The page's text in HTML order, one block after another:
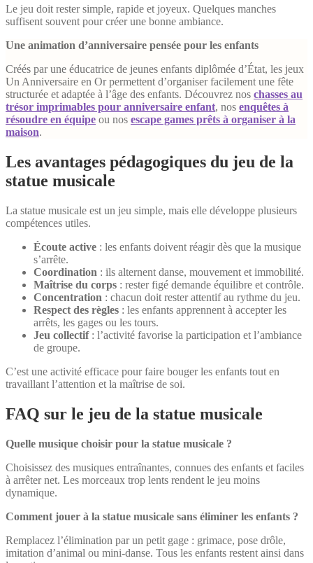
Le jeu doit rester simple, rapide et joyeux. Quelques manches
suffisent souvent pour créer une bonne ambiance.
Une animation d’anniversaire pensée pour les enfants
Créés par une éducatrice de jeunes enfants diplômée d’État, les jeux
Un Anniversaire en Or permettent d’organiser facilement une fête
structurée et adaptée à l’âge des enfants. Découvrez nos chasses au
trésor imprimables pour anniversaire enfant, nos enquêtes à
résoudre en équipe ou nos escape games prêts à organiser à la
maison.
Les avantages pédagogiques du jeu de la
statue musicale
La statue musicale est un jeu simple, mais elle développe plusieurs
compétences utiles.
Écoute active : les enfants doivent réagir dès que la musique
s’arrête.
Coordination : ils alternent danse, mouvement et immobilité.
Maîtrise du corps : rester figé demande équilibre et contrôle.
Concentration : chacun doit rester attentif au rythme du jeu.
Respect des règles : les enfants apprennent à accepter les
arrêts, les gages ou les tours.
Jeu collectif: l’activité favorise la participation et l’ambiance
de groupe.
C’est une activité efficace pour faire bouger les enfants tout en
travaillant l’attention et la maîtrise de soi.
FAQ sur le jeu de la statue musicale
Quelle musique choisir pour la statue musicale ?
Choisissez des musiques entraînantes, connues des enfants et faciles
à arrêter net. Les morceaux trop lents rendent le jeu moins
dynamique.
Comment jouer à la statue musicale sans éliminer les enfants ?
Remplacez l’élimination par un petit gage : grimace, pose drôle,
imitation d’animal ou mini-danse. Tous les enfants restent ainsi dans